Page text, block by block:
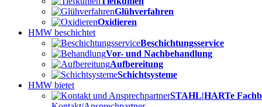
Glühverfahren
Oxidieren
HMW beschichtet
Beschichtungsservice
Vor- und Nachbehandlung
Aufbereitung
Schichtsysteme
HMW bietet
STAHL|HARTe